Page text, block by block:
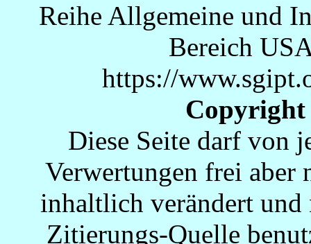
Reihe Allgemeine und
Bereich
https://
Copyright
Diese Seite darf von
Verwertungen frei
inhaltlich verändert
Zitierungs-Quelle